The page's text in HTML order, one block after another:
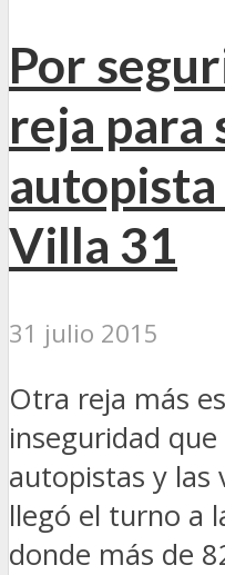
Por
reja para
Villa 31
31 julio 2015
Otra reja más
inseguridad
autopistas y las
llegó el turno a
donde más de